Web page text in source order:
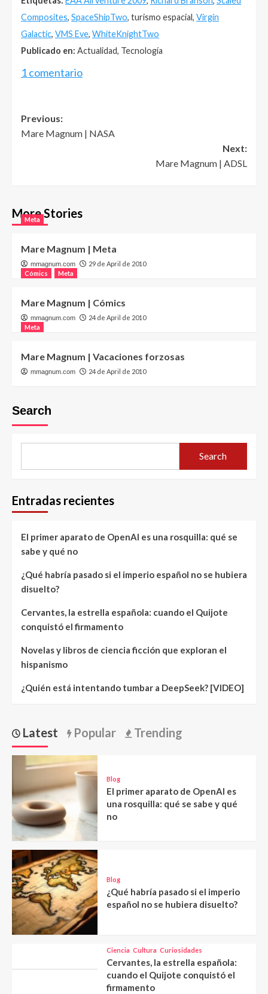
Composites, SpaceShipTwo, turismo espacial, Virgin
Galactic, VMS Eve, WhiteKnightTwo
Publicado en: Actualidad, Tecnología
1 comentario
Post
navigation
Previous:
Mare Magnum | NASA
Next:
Mare Magnum | ADSL
More Stories
Meta
Mare Magnum | Meta
mmagnum.com
29 de April de 2010
Cómics
Meta
Mare Magnum | Cómics
mmagnum.com
24 de April de 2010
Meta
Mare Magnum | Vacaciones forzosas
mmagnum.com 24 de April de 2010
Search
Search
Entradas recientes
El primer aparato de OpenAI es una rosquilla: qué se
sabe y qué no
¿Qué habría pasado si el imperio español no se hubiera
disuelto?
Cervantes, la estrella española: cuando el Quijote
conquistó el firmamento
Novelas y libros de ciencia ficción que exploran el
hispanismo
¿Quién está intentando tumbar a DeepSeek? [VIDEO]
Latest Popular Trending
Blog
El primer aparato de OpenAI es
una rosquilla: qué se sabe y qué
no
Blog
¿Qué habría pasado si el imperio
español no se hubiera disuelto?
Ciencia Cultura Curiosidades
Cervantes, la estrella española:
cuando el Quijote conquistó el
firmamento